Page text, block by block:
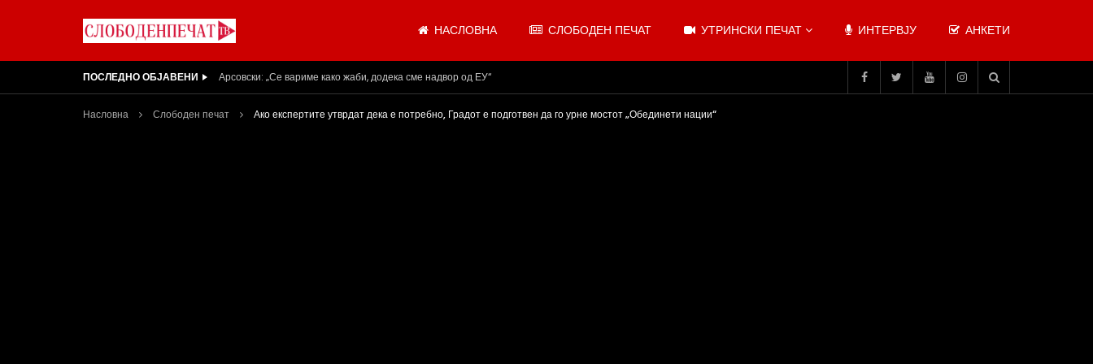
НАСЛОВНА СЛОБОДЕН ПЕЧАТ УТРИНСКИ ПЕЧАТ ИНТЕРВЈУ АНКЕТИ
ПОСЛЕДНО ОБЈАВЕНИ Вести на „Слободен Печат“ 05.08.2026
Насловна Слободен печат Ако експертите утврдат дека е потребно, Градот е подготвен да го урне мостот „Обединети нации“